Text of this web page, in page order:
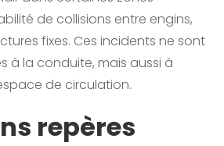
de collisions entre engins,
fixes. Ces incidents ne sont
à la conduite, mais aussi à
de circulation.
repères